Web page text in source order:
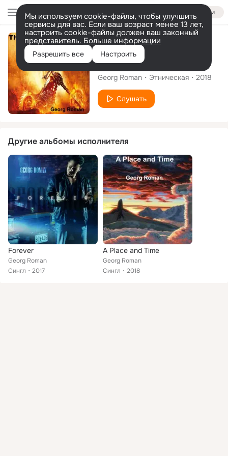
Войти
Мы используем cookie-файлы, чтобы улучшить
сервисы для вас. Если ваш возраст менее 13 лет,
настроить cookie-файлы должен ваш законный
представитель. Больше информации
Разрешить все Настроить
Сингл
The Beast
Georg Roman Этническая 2018
Слушать
Другие альбомы исполнителя
Forever
Georg Roman
Сингл
2017
A Place and Time
Georg Roman
Сингл
2018